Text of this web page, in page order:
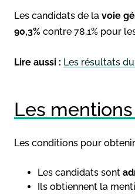
Les candidats de la voie
90,3% contre 78,1% pour
Lire aussi : Les résultats
Les
Les conditions pour
Les candidats sont
Ils obtiennent la